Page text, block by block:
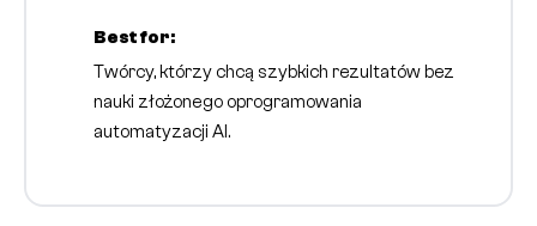
Best for:
Twórcy, którzy chcą szybkich rezultatów bez
nauki złożonego oprogramowania
automatyzacji AI.